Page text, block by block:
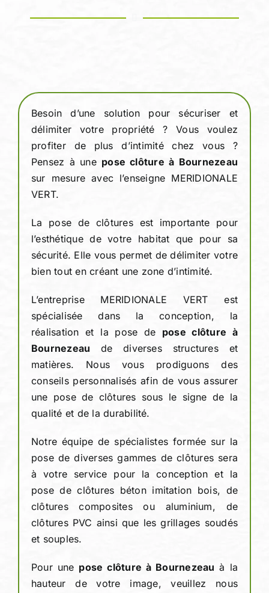
Besoin d’une solution pour sécuriser et
délimiter votre propriété ? Vous voulez
profiter de plus d’intimité chez vous ?
Pensez à une pose clôture à Bournezeau
sur mesure avec l’enseigne MERIDIONALE
VERT.
La pose de clôtures est importante pour
l’esthétique de votre habitat que pour sa
sécurité. Elle vous permet de délimiter votre
bien tout en créant une zone d’intimité.
L’entreprise MERIDIONALE VERT est
spécialisée dans la conception, la
réalisation et la pose de pose clôture à
Bournezeau de diverses structures et
matières. Nous vous prodiguons des
conseils personnalisés afin de vous assurer
une pose de clôtures sous le signe de la
qualité et de la durabilité.
Notre équipe de spécialistes formée sur la
pose de diverses gammes de clôtures sera
à votre service pour la conception et la
pose de clôtures béton imitation bois, de
clôtures composites ou aluminium, de
clôtures PVC ainsi que les grillages soudés
et souples.
Pour une pose clôture à Bournezeau à la
hauteur de votre image, veuillez nous